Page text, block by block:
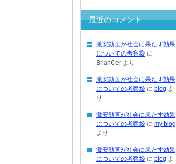
最近のコメント
激安動画が社会に果たす効果
についての考察⑬ に
BrianCer より
激安動画が社会に果たす効果
についての考察⑬ に blog よ
り
激安動画が社会に果たす効果
についての考察⑬ に my blog
より
激安動画が社会に果たす効果
についての考察⑬ に blog よ